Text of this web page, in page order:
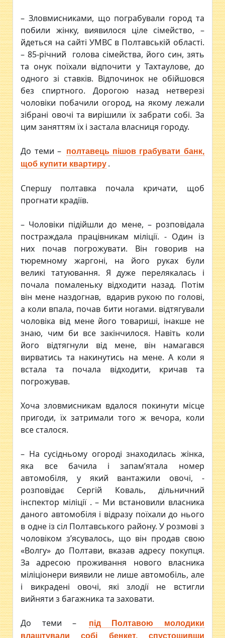
– Зловмисниками, що пограбували город та
побили жінку, виявилося ціле сімейство, –
йдеться на сайті УМВС в Полтавській області.
– 85-річний голова сімейства, його син, зять
та онук поїхали відпочити у Тахтаулове, до
одного зі ставків. Відпочинок не обійшовся
без спиртного. Дорогою назад нетверезі
чоловіки побачили огород, на якому лежали
зібрані овочі та вирішили їх забрати собі. За
цим заняттям їх і застала власниця городу.
До теми –
полтавець пішов грабувати банк,
щоб купити квартиру .
Спершу полтавка почала кричати, щоб
прогнати крадіїв.
– Чоловіки підійшли до мене, – розповідала
постраждала працівникам міліції. - Один із
них почав погрожувати. Він говорив на
тюремному жаргоні, на його руках були
великі татуювання. Я дуже перелякалась і
почала помаленьку відходити назад. Потім
він мене наздогнав, вдарив рукою по голові,
а коли впала, почав бити ногами. відтягували
чоловіка від мене його товариші, інакше не
знаю, чим би все закінчилося. Навіть коли
його відтягнули від мене, він намагався
вирватись та накинутись на мене. А коли я
встала та почала відходити, кричав та
погрожував.
Хоча зловмисникам вдалося покинути місце
пригоди, їх затримали того ж вечора, коли
все сталося.
– На сусідньому огороді знаходилась жінка,
яка все бачила і запам’ятала номер
автомобіля, у який вантажили овочі, -
розповідає Сергій Коваль, дільничний
інспектор міліції . – Ми встановили власника
даного автомобіля і відразу поїхали до нього
в одне із сіл Полтавського району. У розмові з
чоловіком з’ясувалось, що він продав свою
«Волгу» до Полтави, вказав адресу покупця.
За адресою проживання нового власника
міліціонери виявили не лише автомобіль, але
і викрадені овочі, які злодії не встигли
вийняти з багажника та заховати.
До теми –
під Полтавою молодики
влаштували собі бенкет, спустошивши